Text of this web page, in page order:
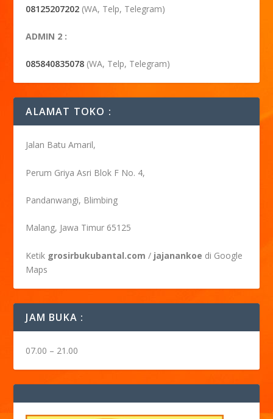
08125207202 (WA, Telp, Telegram)
ADMIN 2 :
085840835078 (WA, Telp, Telegram)
ALAMAT TOKO :
Jalan Batu Amaril,
Perum Griya Asri Blok F No. 4,
Pandanwangi, Blimbing
Malang, Jawa Timur 65125
Ketik grosirbukubantal.com / jajanankoe di Google
Maps
JAM BUKA :
07.00 – 21.00